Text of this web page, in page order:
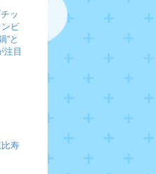
ッ
ビ
”と
注目
寿